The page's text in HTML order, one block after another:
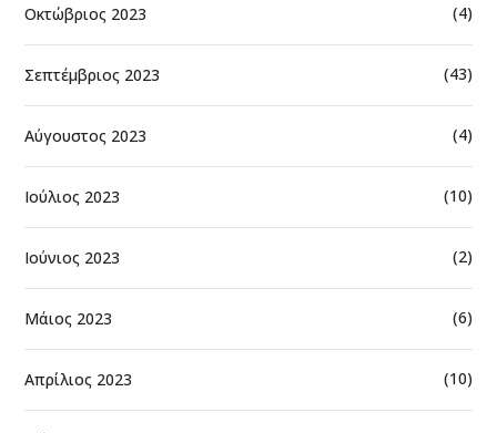
Οκτώβριος 2023 (4)
Σεπτέμβριος 2023 (43)
Αύγουστος 2023 (4)
Ιούλιος 2023 (10)
Ιούνιος 2023 (2)
Μάιος 2023 (6)
Απρίλιος 2023 (10)